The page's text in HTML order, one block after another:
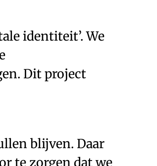
identiteit’. We
Dit project
blijven. Daar
te zorgen dat we